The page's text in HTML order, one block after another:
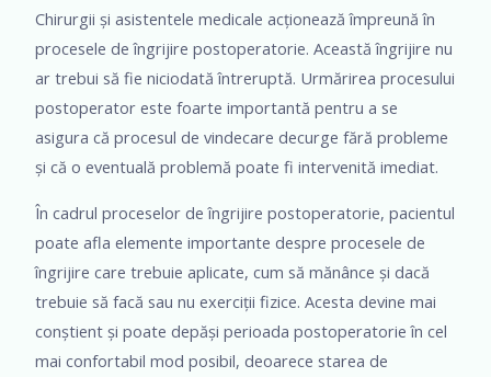
Chirurgii și asistentele medicale acționează împreună în
procesele de îngrijire postoperatorie. Această îngrijire nu
ar trebui să fie niciodată întreruptă. Urmărirea procesului
postoperator este foarte importantă pentru a se
asigura că procesul de vindecare decurge fără probleme
și că o eventuală problemă poate fi intervenită imediat.
În cadrul proceselor de îngrijire postoperatorie, pacientul
poate afla elemente importante despre procesele de
îngrijire care trebuie aplicate, cum să mănânce și dacă
trebuie să facă sau nu exerciții fizice. Acesta devine mai
conștient și poate depăși perioada postoperatorie în cel
mai confortabil mod posibil, deoarece starea de